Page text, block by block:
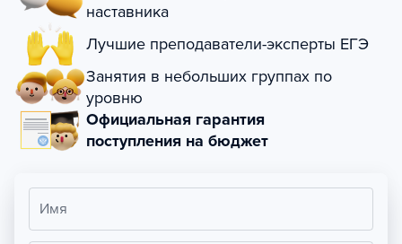
наставника
Лучшие преподаватели-эксперты ЕГЭ
Занятия в небольших группах по
уровню
Официальная гарантия
поступления на бюджет
Имя